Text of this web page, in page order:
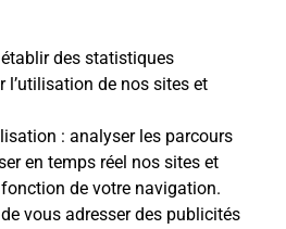
des statistiques
l’utilisation de nos sites et
: analyser les parcours
en temps réel nos sites et
de votre navigation.
vous adresser des publicités